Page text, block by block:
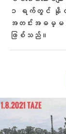
၁ ရက်တွင် နိုင်ငံ
အတင်းအဓမ္မ
ဖြစ်သည်။